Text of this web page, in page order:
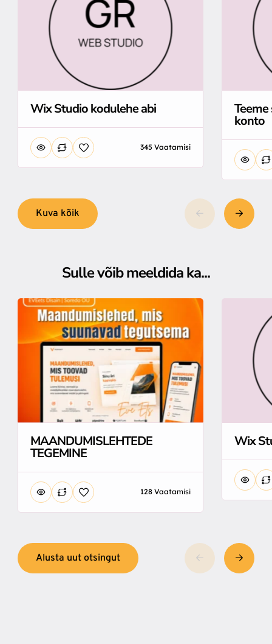
Wix Studio kodulehe abi
345 Vaatamisi
konto
Kuva kõik
Sulle võib meeldida ka...
MAANDUMISLEHTEDE
TEGEMINE
128 Vaatamisi
Wix
Alusta uut otsingut